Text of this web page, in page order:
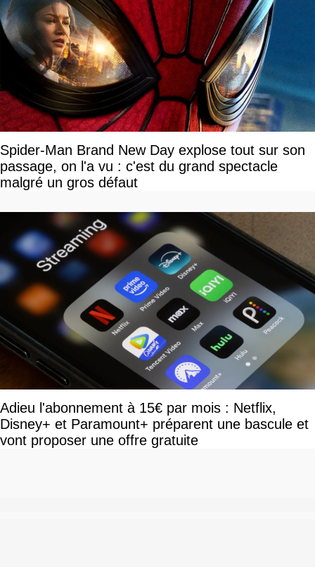
Spider-Man Brand New Day explose tout sur son
passage, on l'a vu : c'est du grand spectacle
malgré un gros défaut
Adieu l'abonnement à 15€ par mois : Netflix,
Disney+ et Paramount+ préparent une bascule et
vont proposer une offre gratuite